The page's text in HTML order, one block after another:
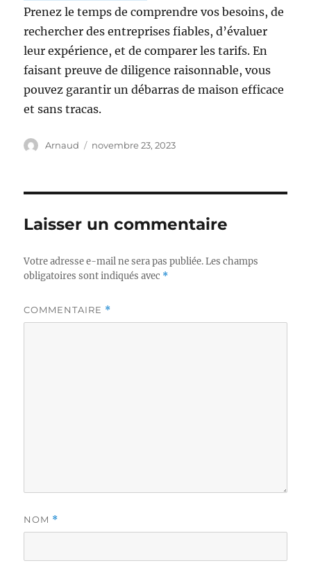
Prenez le temps de comprendre vos besoins, de
rechercher des entreprises fiables, d’évaluer
leur expérience, et de comparer les tarifs. En
faisant preuve de diligence raisonnable, vous
pouvez garantir un débarras de maison efficace
et sans tracas.
Auteur
Arnaud
Publié
novembre 23, 2023
Laisser un commentaire
Votre adresse e-mail ne sera pas publiée. Les champs
obligatoires sont indiqués avec *
COMMENTAIRE *
NOM *